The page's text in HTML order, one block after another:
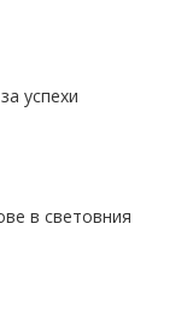
успехи
в световния